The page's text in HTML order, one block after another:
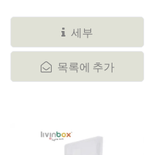
세부
목록에 추가